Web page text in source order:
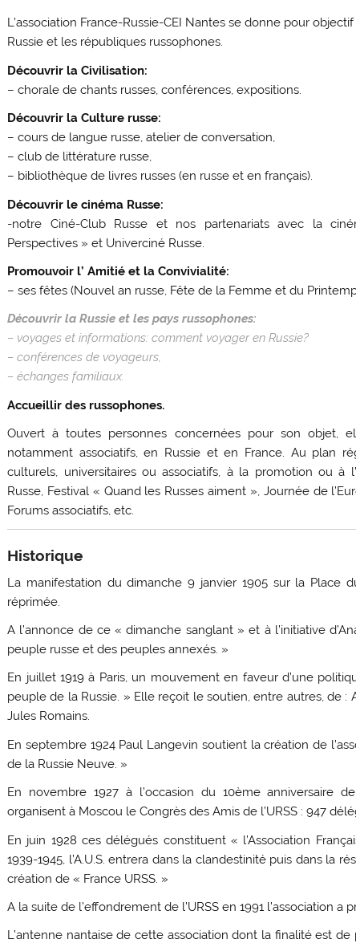
L’association France-Russie-CEI Nantes se donne pour
Russie et les républiques russophones.
Découvrir la Civilisation:
– chorale de chants russes, conférences, expositions.
Découvrir la Culture russe:
– cours de langue russe, atelier de conversation,
– club de littérature russe,
– bibliothèque de livres russes (en russe et en français).
Découvrir le cinéma Russe:
-notre Ciné-Club Russe et nos partenariats avec la
Perspectives » et Univerciné Russe.
Promouvoir l’ Amitié et la Convivialité:
– ses fêtes (Nouvel an russe, Fête de la Femme et du
Découvrir la Russie et les pays russophones:
– voyages et informations: comment voyager en Russie?
– conférences de voyageurs,
– échanges familiaux.
Accueillir des russophones.
Ouvert à toutes personnes concernées pour son objet,
notamment associatifs, en Russie et en France. Au plan
culturels, universitaires ou associatifs, à la promotion ou à
Russe, Festival « Quand les Russes aiment », Journée de
Forums associatifs, etc.
Historique
La manifestation du dimanche 9 janvier 1905 sur la Place
réprimée.
A l’annonce de ce « dimanche sanglant » et à l’initiative
peuple russe et des peuples annexés. »
En juillet 1919 à Paris, un mouvement en faveur d’une
peuple de la Russie. » Elle reçoit le soutien, entre autres, de
Jules Romains.
En septembre 1924 Paul Langevin soutient la création de
de la Russie Neuve. »
En novembre 1927 à l’occasion du 10ème anniversaire
organisent à Moscou le Congrès des Amis de l’URSS : 947
En juin 1928 ces délégués constituent « l’Association
1939-1945, l’A.U.S. entrera dans la clandestinité puis dans la
création de « France URSS. »
A la suite de l’effondrement de l’URSS en 1991 l’association a
L’antenne nantaise de cette association dont la finalité est